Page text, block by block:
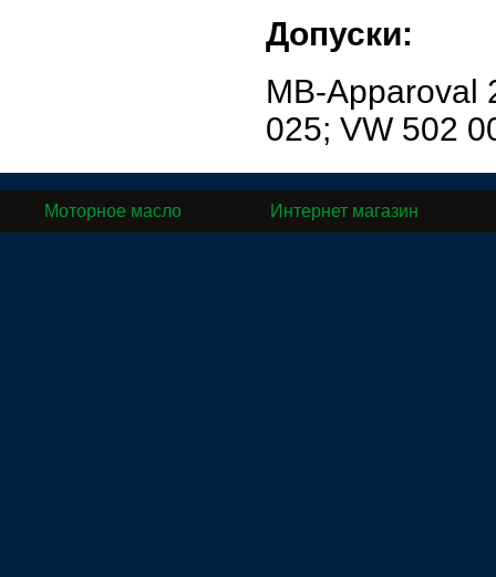
Допуски:
MB-Apparoval
025; VW 502
Моторное масло Интернет магазин